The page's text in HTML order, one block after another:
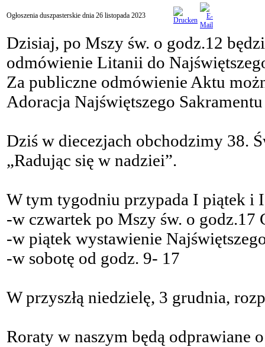
Ogłoszenia duszpasterskie dnia 26 listopada 2023
Dzisiaj, po Mszy św. o godz.12
odmówienie Litanii do
Za publiczne odmówienie Aktu
Adoracja Najświętszego
Dziś w diecezjach obchodzimy 38.
„Radując się w nadziei”.
W tym tygodniu przypada I piątek i
-w czwartek po Mszy św. o godz.17
-w piątek wystawienie
-w sobotę od godz. 9- 17
W przyszłą niedzielę, 3 grudnia,
Roraty w naszym będą odprawiane